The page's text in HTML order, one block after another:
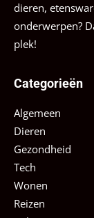
dieren,
onderwerpen?
plek!
Categorieën
Algemeen
Dieren
Gezondheid
Tech
Wonen
Reizen